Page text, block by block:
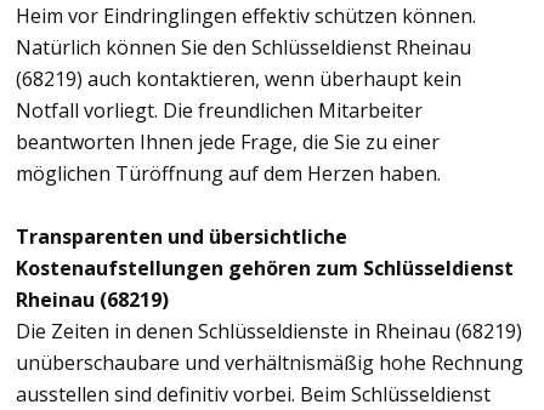
Heim vor Eindringlingen effektiv schützen können.
Natürlich können Sie den Schlüsseldienst Rheinau
(68219) auch kontaktieren, wenn überhaupt kein
Notfall vorliegt. Die freundlichen Mitarbeiter
beantworten Ihnen jede Frage, die Sie zu einer
möglichen Türöffnung auf dem Herzen haben.
Transparenten und übersichtliche
Kostenaufstellungen gehören zum Schlüsseldienst
Rheinau (68219)
Die Zeiten in denen Schlüsseldienste in Rheinau (68219)
unüberschaubare und verhältnismäßig hohe Rechnung
ausstellen sind definitiv vorbei. Beim Schlüsseldienst